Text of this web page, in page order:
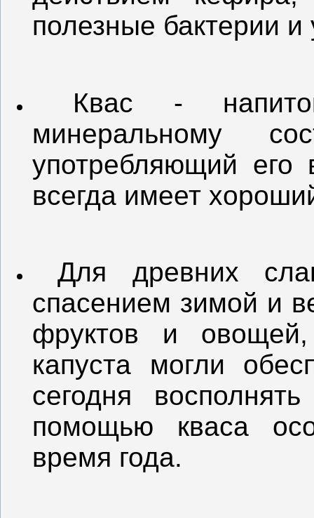
полезные бактерии
Квас - напиток
минеральному
употребляющий его
всегда имеет
Для древних
спасением зимой и
фруктов и
капуста могли
сегодня
помощью кваса
время года.